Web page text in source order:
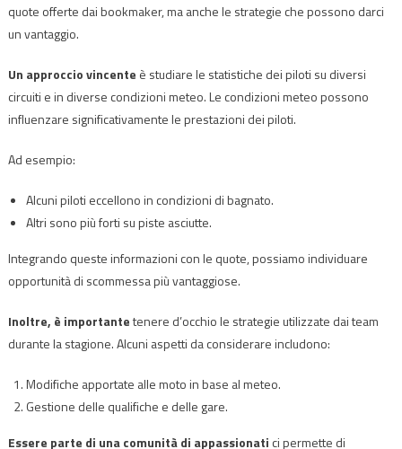
quote offerte dai bookmaker, ma anche le strategie che possono darci
un vantaggio.
Un approccio vincente è studiare le statistiche dei piloti su diversi
circuiti e in diverse condizioni meteo. Le condizioni meteo possono
influenzare significativamente le prestazioni dei piloti.
Ad esempio:
Alcuni piloti eccellono in condizioni di bagnato.
Altri sono più forti su piste asciutte.
Integrando queste informazioni con le quote, possiamo individuare
opportunità di scommessa più vantaggiose.
Inoltre, è importantetenere d’occhio le strategie utilizzate dai team
durante la stagione. Alcuni aspetti da considerare includono:
Modifiche apportate alle moto in base al meteo.
Gestione delle qualifiche e delle gare.
Essere parte di una comunità di appassionati ci permette di